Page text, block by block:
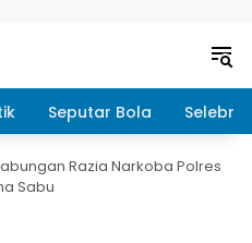
Seputar Bola
Razia Narkoba Polres
Sabu